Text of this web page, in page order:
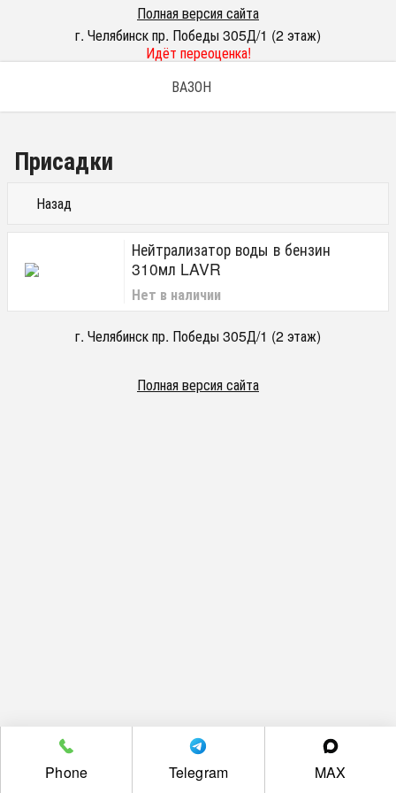
Полная версия сайта
г. Челябинск пр. Победы 305Д/1 (2 этаж)
Идёт переоценка!
ВАЗОН
Присадки
Назад
Нейтрализатор воды в бензин
310мл LAVR
Нет в наличии
г. Челябинск пр. Победы 305Д/1 (2 этаж)
Полная версия сайта
Phone Telegram MAX